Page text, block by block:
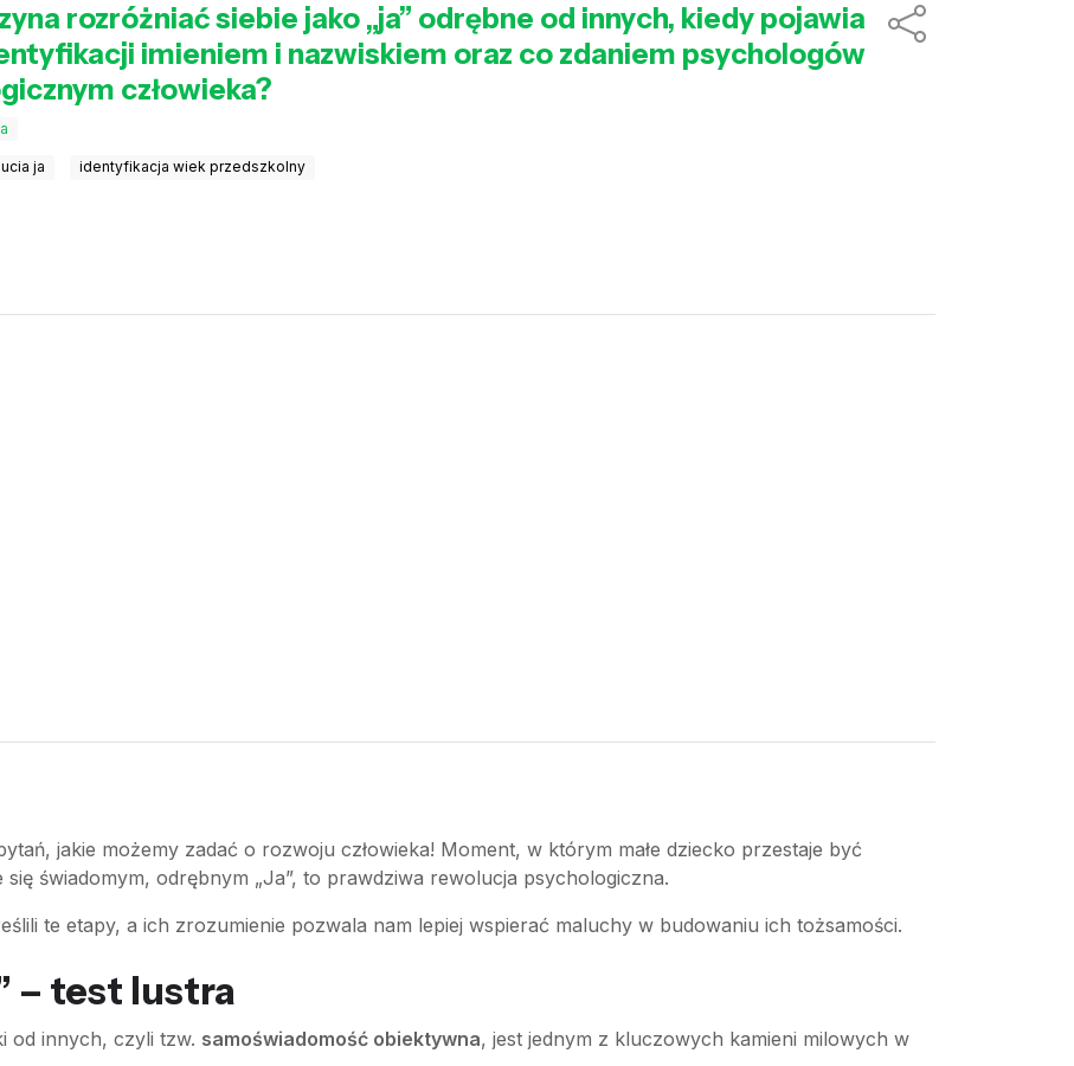
rozróżniać siebie jako „ja” odrębne od innych, kiedy pojawia
imieniem i nazwiskiem oraz co zdaniem psychologów
człowieka?
ja identyfikacja wiek przedszkolny
jakie możemy zadać o rozwoju człowieka! Moment, w którym małe dziecko przestaje być
się świadomym, odrębnym „Ja”, to prawdziwa rewolucja psychologiczna.
te etapy, a ich zrozumienie pozwala nam lepiej wspierać maluchy w budowaniu ich tożsamości.
– test lustra
od innych, czyli tzw. samoświadomość obiektywna, jest jednym z kluczowych kamieni milowych w